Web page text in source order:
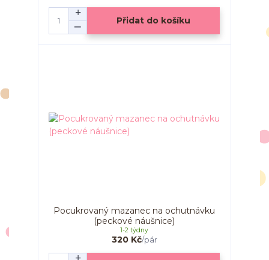
Přidat do košíku
Pocukrovaný mazanec na ochutnávku
(peckové náušnice)
320 Kč/pár
1-2 týdny